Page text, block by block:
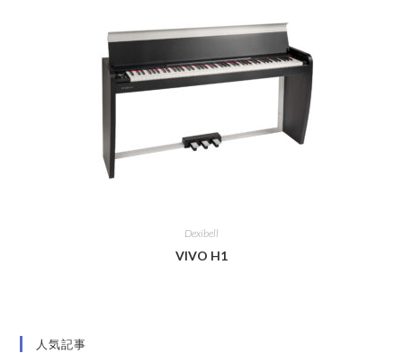
Dexibell
VIVO H1
人気記事